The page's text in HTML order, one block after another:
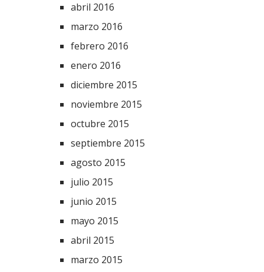
abril 2016
marzo 2016
febrero 2016
enero 2016
diciembre 2015
noviembre 2015
octubre 2015
septiembre 2015
agosto 2015
julio 2015
junio 2015
mayo 2015
abril 2015
marzo 2015